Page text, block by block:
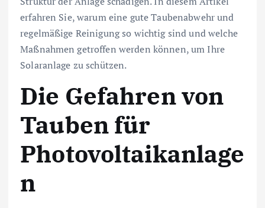
erfahren Sie, warum eine gute Taubenabwehr und
regelmäßige Reinigung so wichtig sind und welche
Maßnahmen getroffen werden können, um Ihre
Solaranlage zu schützen.
Die Gefahren von
Tauben für
Photovoltaikanlage
n